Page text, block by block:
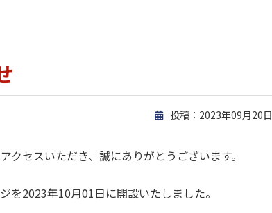
各種お問い合わせはこちら
24時間365日受付
投稿：2023年09月20日
セスいただき、誠にありがとうございます。
を2023年10月01日に開設いたしました。